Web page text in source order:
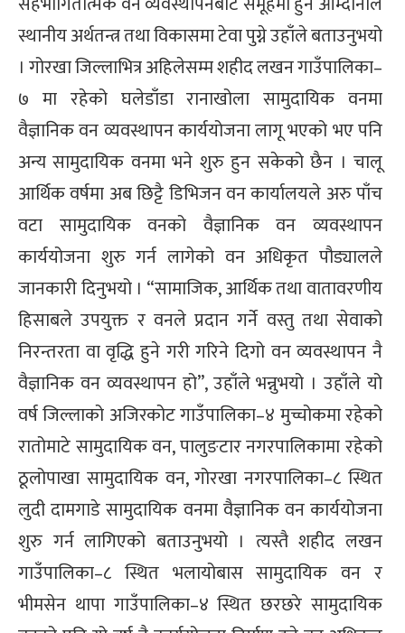
स्थानीय अर्थतन्त्र तथा विकासमा टेवा पुग्ने उहाँले बताउनुभयो
। गोरखा जिल्लाभित्र अहिलेसम्म शहीद लखन गाउँपालिका–
७ मा रहेको घलेडाँडा रानाखोला सामुदायिक वनमा
वैज्ञानिक वन व्यवस्थापन कार्ययोजना लागू भएको भए पनि
अन्य सामुदायिक वनमा भने शुरु हुन सकेको छैन । चालू
आर्थिक वर्षमा अब छिट्टै डिभिजन वन कार्यालयले अरु पाँच
वटा सामुदायिक वनको वैज्ञानिक वन व्यवस्थापन
कार्ययोजना शुरु गर्न लागेको वन अधिकृत पौड्यालले
जानकारी दिनुभयो । “सामाजिक, आर्थिक तथा वातावरणीय
हिसाबले उपयुक्त र वनले प्रदान गर्ने वस्तु तथा सेवाको
निरन्तरता वा वृद्धि हुने गरी गरिने दिगो वन व्यवस्थापन नै
वैज्ञानिक वन व्यवस्थापन हो”, उहाँले भन्नुभयो । उहाँले यो
वर्ष जिल्लाको अजिरकोट गाउँपालिका–४ मुच्चोकमा रहेको
रातोमाटे सामुदायिक वन, पालुङटार नगरपालिकामा रहेको
ठूलोपाखा सामुदायिक वन, गोरखा नगरपालिका–८ स्थित
लुदी दामगाडे सामुदायिक वनमा वैज्ञानिक वन कार्ययोजना
शुरु गर्न लागिएको बताउनुभयो । त्यस्तै शहीद लखन
गाउँपालिका–८ स्थित भलायोबास सामुदायिक वन र
भीमसेन थापा गाउँपालिका–४ स्थित छरछरे सामुदायिक